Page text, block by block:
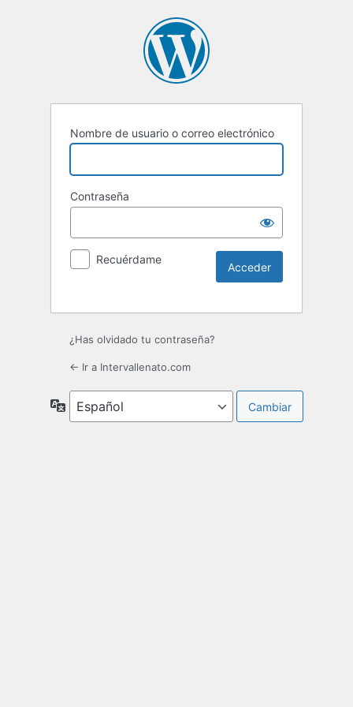
Nombre de usuario o correo electrónico
Contraseña
Recuérdame
¿Has olvidado tu contraseña?
← Ir a Intervallenato.com
Idioma